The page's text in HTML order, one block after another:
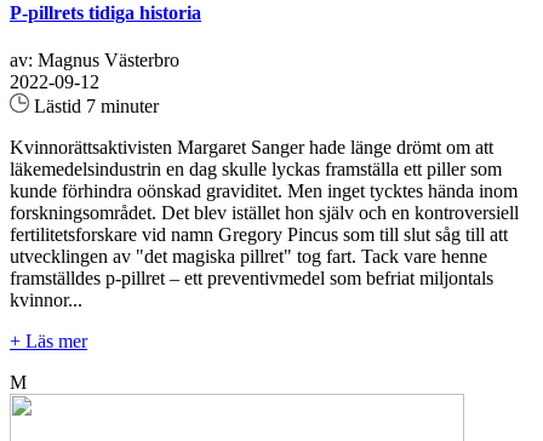
P-pillrets tidiga historia
av: Magnus Västerbro
2022-09-12
Lästid 7 minuter
Kvinnorättsaktivisten Margaret Sanger hade länge drömt om att
läkemedelsindustrin en dag skulle lyckas framställa ett piller som
kunde förhindra oönskad graviditet. Men inget tycktes hända inom
forskningsområdet. Det blev istället hon själv och en kontroversiell
fertilitetsforskare vid namn Gregory Pincus som till slut såg till att
utvecklingen av "det magiska pillret" tog fart. Tack vare henne
framställdes p-pillret – ett preventivmedel som befriat miljontals
kvinnor...
+ Läs mer
M